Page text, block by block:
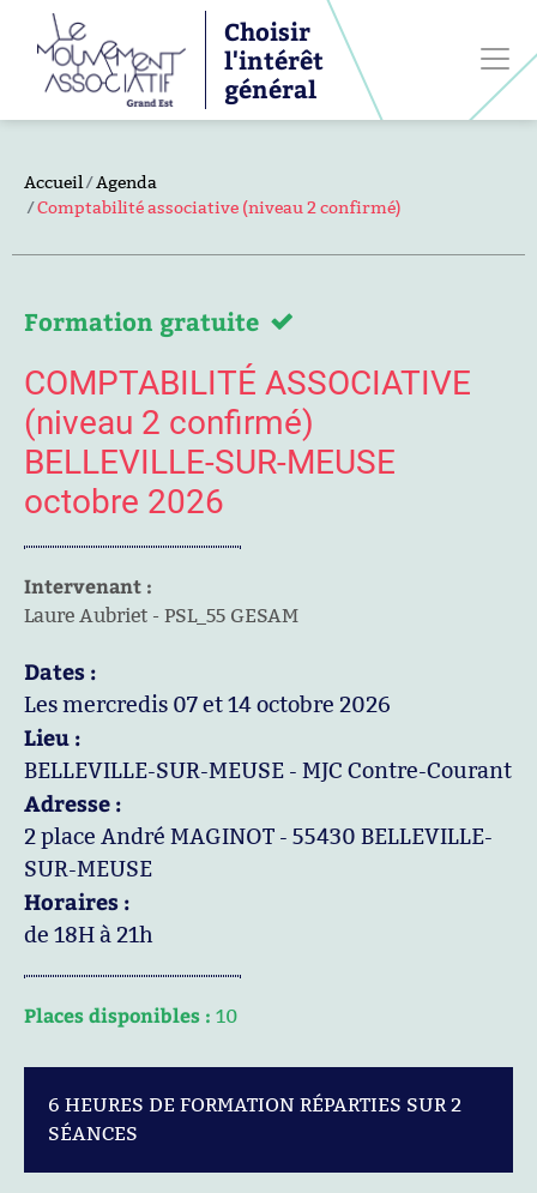
Choisir
l'intérêt
général
Accueil
Agenda
Comptabilité associative (niveau 2 confirmé)
Formation gratuite
COMPTABILITÉ ASSOCIATIVE
(niveau 2 confirmé)
BELLEVILLE-SUR-MEUSE
octobre 2026
Intervenant :
Laure Aubriet - PSL_55 GESAM
Dates :
Les mercredis 07 et 14 octobre 2026
Lieu :
BELLEVILLE-SUR-MEUSE - MJC Contre-Courant
Adresse :
2 place André MAGINOT - 55430 BELLEVILLE-
SUR-MEUSE
Horaires :
de 18H à 21h
Places disponibles : 10
6 HEURES DE FORMATION RÉPARTIES SUR 2
SÉANCES